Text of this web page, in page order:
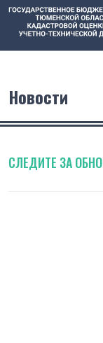
Новости
СЛЕДИТЕ ЗА